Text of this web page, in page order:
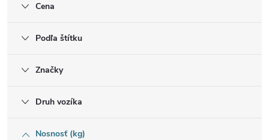
Cena
Podľa štítku
Značky
Druh vozíka
Nosnosť (kg)